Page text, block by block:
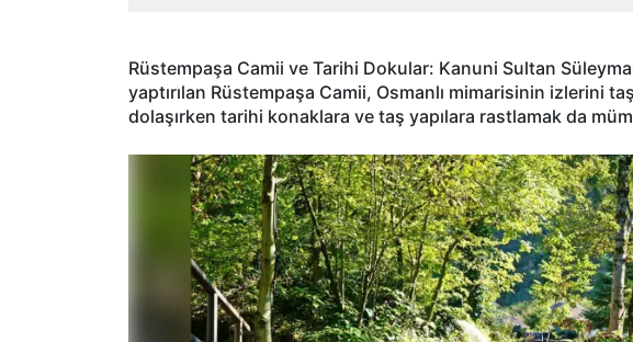
Rüstempaşa Camii ve Tarihi Dokular: Kanuni Sultan
yaptırılan Rüstempaşa Camii, Osmanlı mimarisinin izlerini
dolaşırken tarihi konaklara ve taş yapılara rastlamak da